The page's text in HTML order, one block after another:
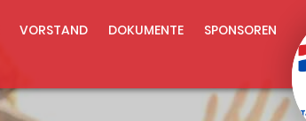
VORSTAND DOKUMENTE SPONSOREN